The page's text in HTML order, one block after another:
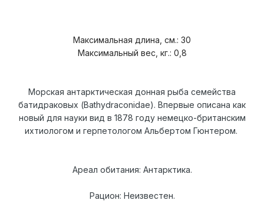
Максимальная длина, см.: 30
Максимальный вес, кг.: 0,8
Морская антарктическая донная рыба семейства
батидраковых (Bathydraconidae). Впервые описана как
новый для науки вид в 1878 году немецко-британским
ихтиологом и герпетологом Альбертом Гюнтером.
Ареал обитания: Антарктика.
Рацион: Неизвестен.